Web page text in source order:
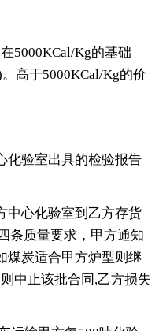
5000KCal/Kg的基础
高于5000KCal/Kg的价
化验室出具的检验报告
中心化验室到乙方存货
条质量要求，甲方通知
煤炭适合甲方炉型则继
中止该批合同,乙方损失